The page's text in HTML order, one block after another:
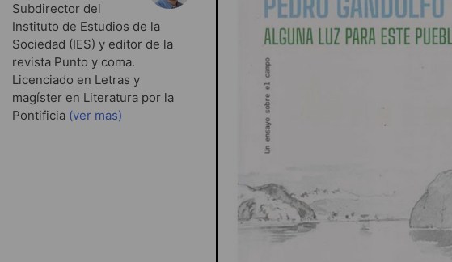
Subdirector del
Instituto de Estudios de la
Sociedad (IES) y editor de la
revista Punto y coma.
Licenciado en Letras y
magíster en Literatura por la
Pontificia (ver mas)